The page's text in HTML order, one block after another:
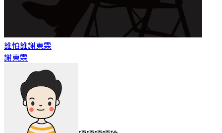
誰怕誰謝東霖
謝東霖